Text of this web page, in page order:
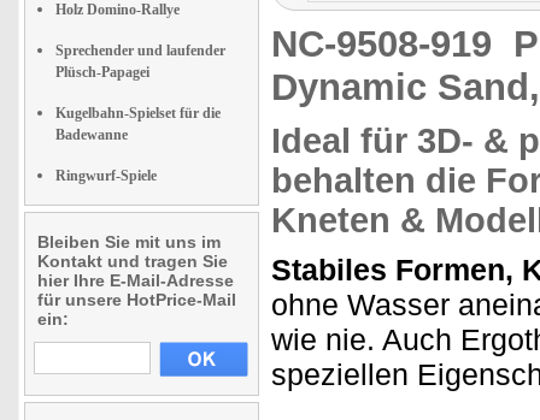
Holz Domino-Rallye
Sprechender und laufender
Plüsch-Papagei
Kugelbahn-Spielset für die
Badewanne
Ringwurf-Spiele
Bleiben Sie mit uns im
Kontakt und tragen Sie
hier Ihre E-Mail-Adresse
für unsere HotPrice-Mail
ein:
NC-9508-919
Dynamic
Ideal für 3D- &
behalten die
Kneten &
Stabiles Formen,
ohne Wasser
wie nie. Auch
speziellen